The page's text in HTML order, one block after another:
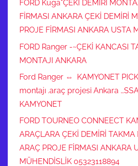
FORD Kuga*ÇEKİ DEMİRİ
FİRMASI ANKARA ÇEKİ DEMİRİ
PROJE FİRMASI ANKARA USTA
FORD Ranger -~ÇEKİ KANCASI
MONTAJI ANKARA
Ford Ranger ⇔ KAMYONET
montajı .araç projesi Ankara
KAMYONET
FORD TOURNEO CONNEECT
ARAÇLARA ÇEKİ DEMİRİ TAKMA
ARAÇ PROJE FİRMASI ANKARA
MÜHENDİSLİK 05323118894